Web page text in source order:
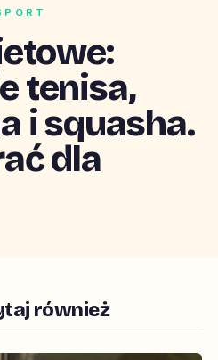
tenisa,
i squasha.
dla
również